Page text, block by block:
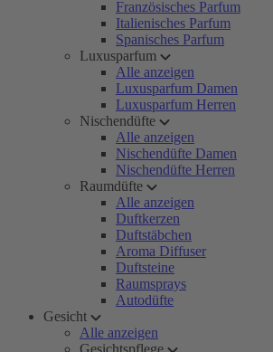
Französisches Parfum
Italienisches Parfum
Spanisches Parfum
Luxusparfum
Alle anzeigen
Luxusparfum Damen
Luxusparfum Herren
Nischendüfte
Alle anzeigen
Nischendüfte Damen
Nischendüfte Herren
Raumdüfte
Alle anzeigen
Duftkerzen
Duftstäbchen
Aroma Diffuser
Duftsteine
Raumsprays
Autodüfte
Gesicht
Alle anzeigen
Gesichtspflege